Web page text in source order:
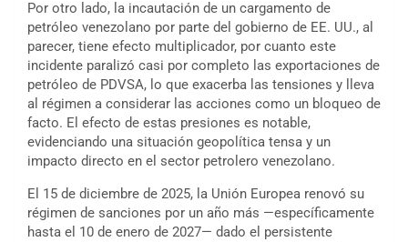
Por otro lado, la incautación de un cargamento de
petróleo venezolano por parte del gobierno de EE. UU., al
parecer, tiene efecto multiplicador, por cuanto este
incidente paralizó casi por completo las exportaciones de
petróleo de PDVSA, lo que exacerba las tensiones y lleva
al régimen a considerar las acciones como un bloqueo de
facto. El efecto de estas presiones es notable,
evidenciando una situación geopolítica tensa y un
impacto directo en el sector petrolero venezolano.
El 15 de diciembre de 2025, la Unión Europea renovó su
régimen de sanciones por un año más —específicamente
hasta el 10 de enero de 2027— dado el persistente